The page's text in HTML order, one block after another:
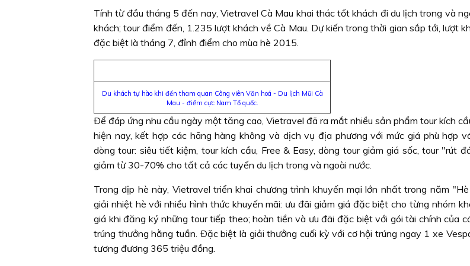
Tính từ đầu tháng 5 đến nay, Vietravel Cà Mau khai thác tốt khách đi du lịch trong và
khách; tour điểm đến, 1.235 lượt khách về Cà Mau. Dự kiến trong thời gian sắp tới, lượt
đặc biệt là tháng 7, đỉnh điểm cho mùa hè 2015.
Du khách tự hào khi đến tham quan Công viên Văn hoá - Du lịch Mũi Cà
Mau - điểm cực Nam Tổ quốc.
Ðể đáp ứng nhu cầu ngày một tăng cao, Vietravel đã ra mắt nhiều sản phẩm tour kích
hiện nay, kết hợp các hãng hàng không và dịch vụ địa phương với mức giá phù hợp
dòng tour: siêu tiết kiệm, tour kích cầu, Free & Easy, dòng tour giảm giá sốc, tour "rút
giảm từ 30-70% cho tất cả các tuyến du lịch trong và ngoài nước.
Trong dịp hè này, Vietravel triển khai chương trình khuyến mại lớn nhất trong năm
giải nhiệt hè với nhiều hình thức khuyến mãi: ưu đãi giảm giá đặc biệt cho từng nhóm
giá khi đăng ký những tour tiếp theo; hoàn tiền và ưu đãi đặc biệt với gói tài chính của
trúng thưởng hằng tuần. Ðặc biệt là giải thưởng cuối kỳ với cơ hội trúng ngay 1 xe
tương đương 365 triệu đồng.